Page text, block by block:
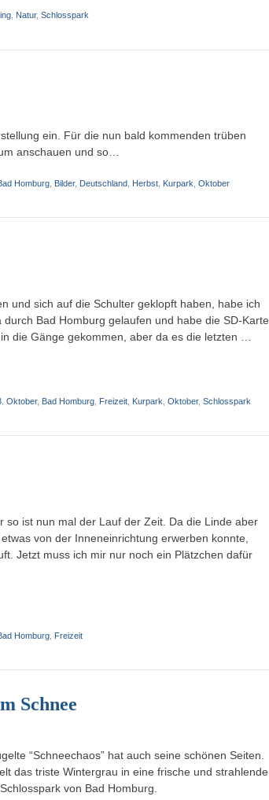
Natur, Schlosspark
ein. Für die nun bald kommenden trüben
anschauen und so…
Homburg Bilder, Deutschland Herbst Kurpark Oktober
und sich auf die Schulter geklopft haben, habe ich
Bad Homburg gelaufen und habe die SD-Karte
die Gänge gekommen, aber da es die letzten …
Oktober, Bad Homburg Freizeit Kurpark Oktober, Schlosspark
so ist nun mal der Lauf der Zeit. Da die Linde aber
von der Inneneinrichtung erwerben konnte,
Jetzt muss ich mir nur noch ein Plätzchen dafür
Homburg Freizeit
Schnee
“Schneechaos” hat auch seine schönen Seiten.
das triste Wintergrau in eine frische und strahlende
von Bad Homburg.